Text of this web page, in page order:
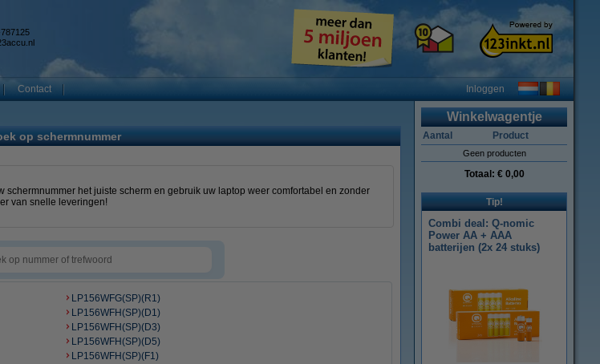
Contact Inloggen
op schermnummer
schermnummer het juiste scherm en gebruik uw laptop weer comfortabel en zonder
van snelle leveringen!
LP156WFG(SP)(R1)
LP156WFH(SP)(D1)
LP156WFH(SP)(D3)
LP156WFH(SP)(D5)
LP156WFH(SP)(F1)
Winkelwagentje
Aantal Product
Geen producten
Totaal: € 0,00
Tip!
Combi deal: Q-nomic
Power AA + AAA
batterijen (2x 24 stuks)